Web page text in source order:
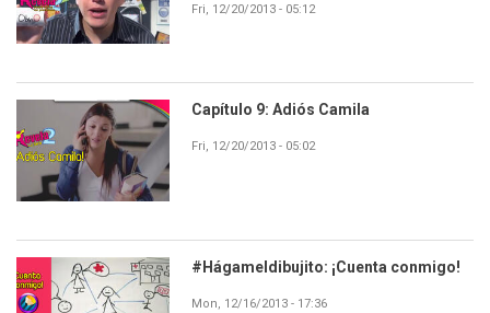
Fri, 12/20/2013 - 05:12
Capítulo 9: Adiós Camila
Fri, 12/20/2013 - 05:02
#Hágameldibujito: ¡Cuenta conmigo!
Mon, 12/16/2013 - 17:36